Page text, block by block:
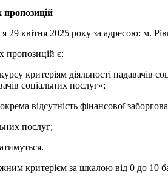
квітня 2025 року за адресою: м.
є:
критеріям діяльності
соціальних послуг»;
відсутність фінансової
послуг;
критерієм за шкалою від 0 до 10